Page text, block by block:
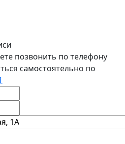
позвонить по телефону
самостоятельно по